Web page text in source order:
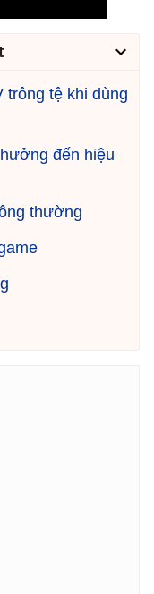
trông tệ khi dùng
đến hiệu
thường